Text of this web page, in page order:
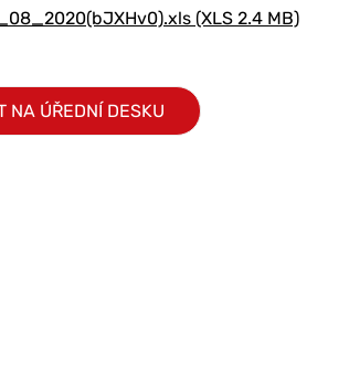
(XLS 2.4 MB)
NA ÚŘEDNÍ DESKU